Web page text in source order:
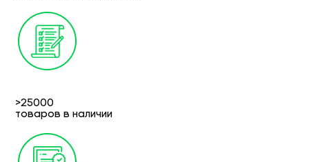
>25000
товаров в наличии